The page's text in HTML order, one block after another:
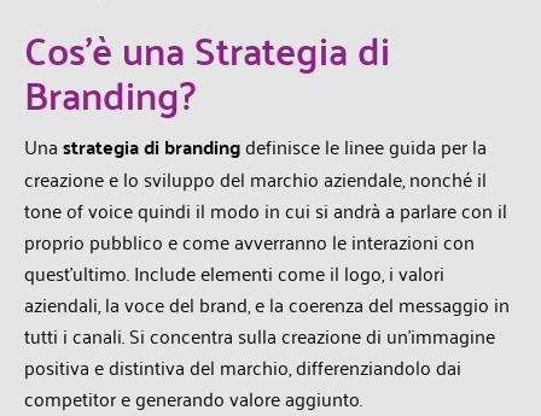
Cos’è una Strategia di
Branding?
Unastrategia di brandingdefinisce le linee guida per la
creazione e lo sviluppo del marchio aziendale, nonché il
tone of voice quindi il modo in cui si andrà a parlare con il
proprio pubblico e come avverranno le interazioni con
quest’ultimo. Include elementi come il logo, i valori
aziendali, la voce del brand, e la coerenza del messaggio in
tutti i canali. Si concentra sulla creazione di un’immagine
positiva e distintiva del marchio, differenziandolo dai
competitor e generando valore aggiunto.